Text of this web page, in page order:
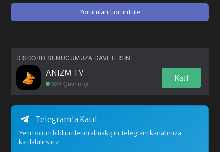
Yorumları Görüntüle
DISCORD SUNUCUMUZA DAVETLISIN
ANIZM TV
528 Çevrimiçi
Katıl
Telegram'a Katıl
Yeni bölüm bildirimlerini almak için Telegram kanalımıza
katılabilirsiniz